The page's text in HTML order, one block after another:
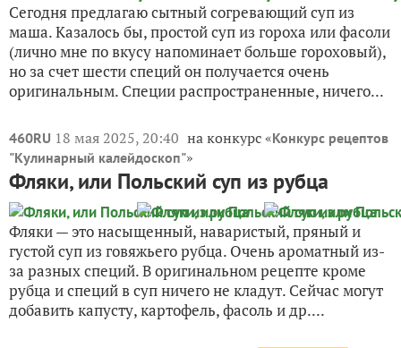
Сегодня предлагаю сытный согревающий суп из
маша. Казалось бы, простой суп из гороха или фасоли
(лично мне по вкусу напоминает больше гороховый),
но за счет шести специй он получается очень
оригинальным. Специи распространенные, ничего...
460RU 18 мая 2025, 20:40 на конкурс «Конкурс рецептов
"Кулинарный калейдоскоп"»
Фляки, или Польский суп из рубца
Фляки — это насыщенный, наваристый, пряный и
густой суп из говяжьего рубца. Очень ароматный из-
за разных специй. В оригинальном рецепте кроме
рубца и специй в суп ничего не кладут. Сейчас могут
добавить капусту, картофель, фасоль и др....